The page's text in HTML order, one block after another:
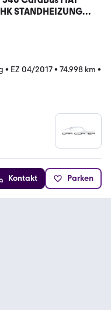
STANDHEIZUNG
• EZ 04/2017• 74.998 km •
Kontakt Parken